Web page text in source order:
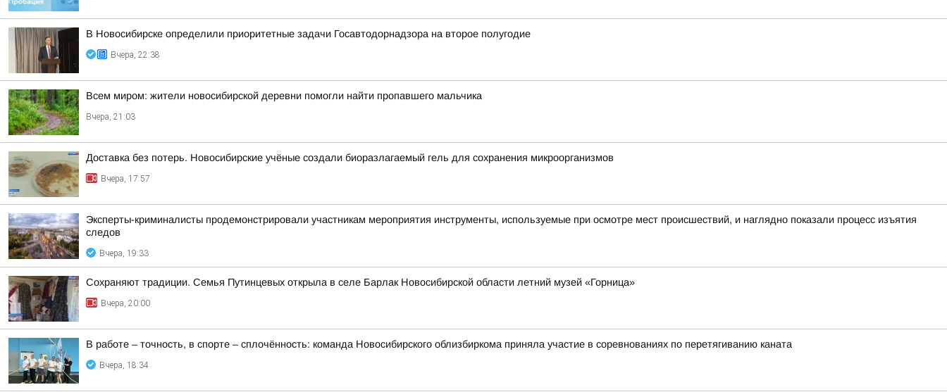
В Новосибирске определили приоритетные задачи Госавтодорнадзора на второе полугодие
Вчера, 22:38
Всем миром: жители новосибирской деревни помогли найти пропавшего мальчика
Вчера, 21:03
Доставка без потерь. Новосибирские учёные создали биоразлагаемый гель для сохранения микроорганизмов
Вчера, 17:57
Эксперты-криминалисты продемонстрировали участникам мероприятия инструменты, используемые при осмотре мест происшествий, и наглядно показали процесс изъятия
следов
Вчера, 19:33
Сохраняют традиции. Семья Путинцевых открыла в селе Барлак Новосибирской области летний музей «Горница»
Вчера, 20:00
В работе – точность, в спорте – сплочённость: команда Новосибирского облизбиркома приняла участие в соревнованиях по перетягиванию каната
Вчера, 18:34